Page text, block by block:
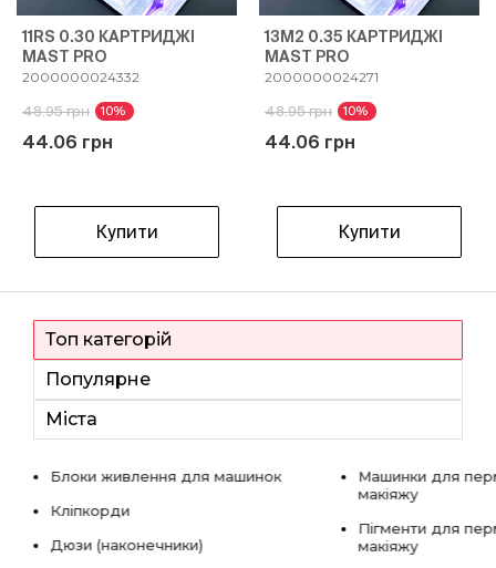
11RS 0.30 КАРТРИДЖІ
MAST PRO
2000000024332
48.95 грн 10%
44.06 грн
Купити
13M2 0.35 КАРТРИДЖІ
MAST PRO
2000000024271
48.95 грн 10%
44.06 грн
Купити
Топ категорій
Популярне
Міста
Блоки живлення для машинок
Кліпкорди
Дюзи (наконечники)
Машинки для
макіяжу
Пігменти для
макіяжу